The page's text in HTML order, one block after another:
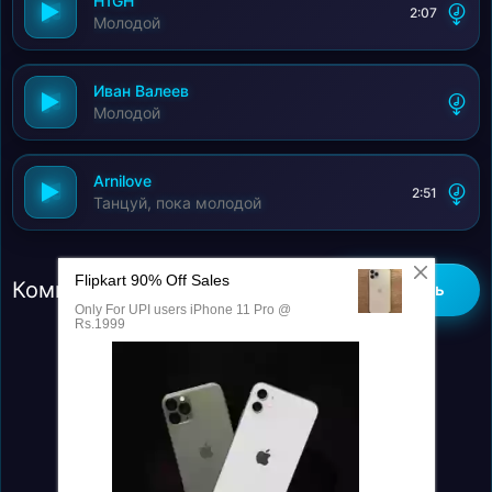
Школьник её позвал школьник, на бал.
Школьник, не школьный нал школьник, но не в
прыщах.
Школьник, он секс не знал !
Молодой
2:07
Иван Валеев
Молодой
Arnilove
Танцуй, пока молодой
2:51
Комментарии (0) Добавить